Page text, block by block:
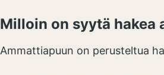
Milloin on syytä hakea
Ammattiapuun on perusteltua